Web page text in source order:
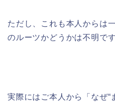
ただし、これも本人からは
のルーツかどうかは不明です
実際にはご本人から「なぜ“